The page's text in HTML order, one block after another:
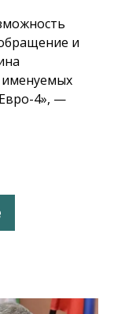
и
именуемых
4», —